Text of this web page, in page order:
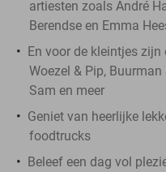
artiesten zoals André
Berendse en Emma
En voor de kleintjes
Woezel & Pip,
Sam en meer
Geniet van heerlijke
foodtrucks
Beleef een dag vol